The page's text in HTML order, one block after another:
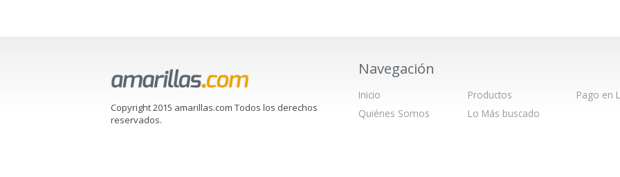
Copyright 2015 amarillas.com Todos los derechos
reservados.
Navegación
Inicio
Quiénes Somos
Productos
Lo Más buscado
Pago en